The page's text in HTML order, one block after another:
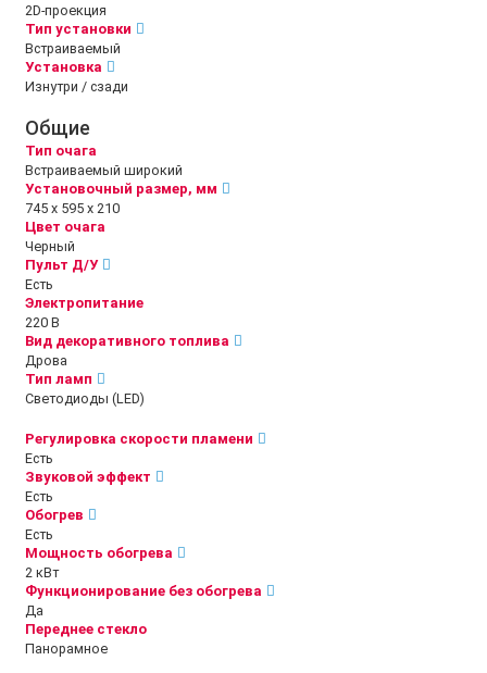
2D-проекция
Тип установки
Встраиваемый
Установка
Изнутри / сзади
Общие
Тип очага
Встраиваемый широкий
Установочный размер, мм
745 х 595 х 210
Цвет очага
Черный
Пульт Д/У
Есть
Электропитание
220 В
Вид декоративного топлива
Дрова
Тип ламп
Светодиоды (LED)
Регулировка скорости пламени
Есть
Звуковой эффект
Есть
Обогрев
Есть
Мощность обогрева
2 кВт
Функционирование без обогрева
Да
Переднее стекло
Панорамное